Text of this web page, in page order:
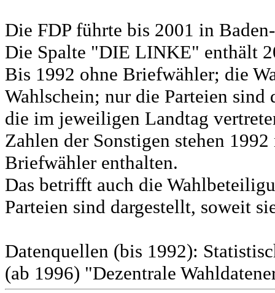
Die FDP führte bis 2001 in
Die Spalte "DIE LINKE" enthält
Bis 1992 ohne Briefwähler; die
Wahlschein; nur die Parteien sind
die im jeweiligen Landtag
Zahlen der Sonstigen stehen
Briefwähler enthalten.
Das betrifft auch die
Parteien sind dargestellt, soweit
Datenquellen (bis 1992):
(ab 1996) "Dezentrale